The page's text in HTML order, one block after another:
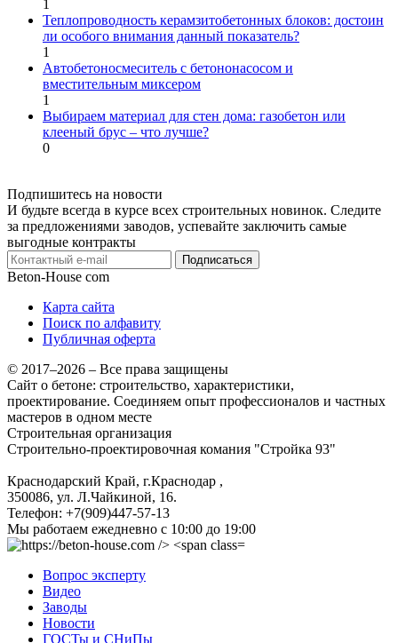
1
Теплопроводность керамзитобетонных блоков: достоин
ли особого внимания данный показатель?
1
Автобетоносмеситель с бетононасосом и
вместительным миксером
1
Выбираем материал для стен дома: газобетон или
клееный брус – что лучше?
0
Подпишитесь на новости
И будьте всегда в курсе всех строительных новинок. Следите
за предложениями заводов, успевайте заключить самые
выгодные контракты
Подписаться
Beton-House com
Карта сайта
Поиск по алфавиту
Публичная оферта
© 2017–2026 – Все права защищены
Сайт о бетоне: строительство, характеристики,
проектирование. Соединяем опыт профессионалов и частных
мастеров в одном месте
Строительная организация
Строительно-проектировочная комания "Стройка 93"
Краснодарский Край, г.Краснодар ,
350086, ул. Л.Чайкиной, 16.
Телефон: +7(909)447-57-13
Мы работаем ежедневно с 10:00 до 19:00
Вопрос эксперту
Видео
Заводы
Новости
ГОСТы и СНиПы